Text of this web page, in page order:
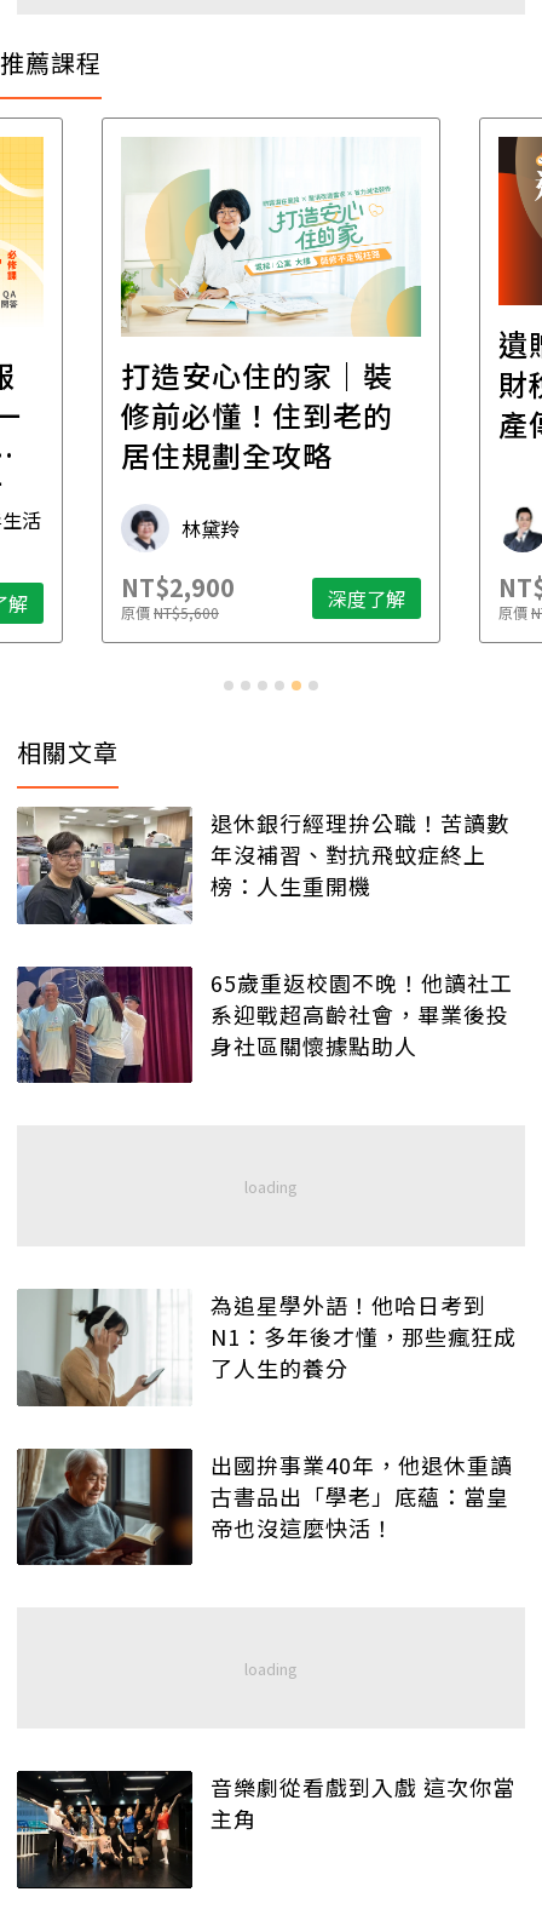
推薦課程
活
解
打造安心住的家｜裝
修前必懂！住到老的
居住規劃全攻略
林黛羚
NT$2,900
原價NT$5,600 深度了解
遺
財
產
原價
相關文章
退休銀行經理拚公職！苦讀數
年沒補習、對抗飛蚊症終上
榜：人生重開機
65歲重返校園不晚！他讀社工
系迎戰超高齡社會，畢業後投
身社區關懷據點助人
為追星學外語！他哈日考到
N1：多年後才懂，那些瘋狂成
了人生的養分
出國拚事業40年，他退休重讀
古書品出「學老」底蘊：當皇
帝也沒這麼快活！
音樂劇從看戲到入戲 這次你當
主角